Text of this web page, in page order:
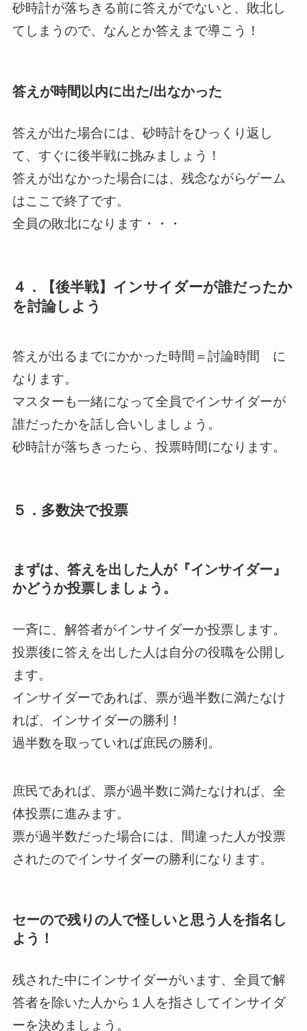
砂時計が落ちきる前に答えがでないと、敗北し
てしまうので、なんとか答えまで導こう！
答えが時間以内に出た/出なかった
答えが出た場合には、砂時計をひっくり返し
て、すぐに後半戦に挑みましょう！
答えが出なかった場合には、残念ながらゲーム
はここで終了です。
全員の敗北になります・・・
４．【後半戦】インサイダーが誰だったか
を討論しよう
答えが出るまでにかかった時間 ＝討論時間 に
なります。
マスターも一緒になって全員でインサイダーが
誰だったかを話し合いしましょう。
砂時計が落ちきったら、投票時間になります。
５．多数決で投票
まずは、答えを出した人が『インサイダー』
かどうか投票しましょう。
一斉に、解答者がインサイダーか投票します。
投票後に答えを出した人は自分の役職を公開し
ます。
インサイダーであれば、票が過半数に満たなけ
れば、インサイダーの勝利！
過半数を取っていれば庶民の勝利。
庶民であれば、票が過半数に満たなければ、全
体投票に進みます。
票が過半数だった場合には、間違った人が投票
されたのでインサイダーの勝利になります。
セーので残りの人で怪しいと思う人を指名し
よう！
残された中にインサイダーがいます、全員で解
答者を除いた人から１人を指さしてインサイダ
ーを決めましょう。